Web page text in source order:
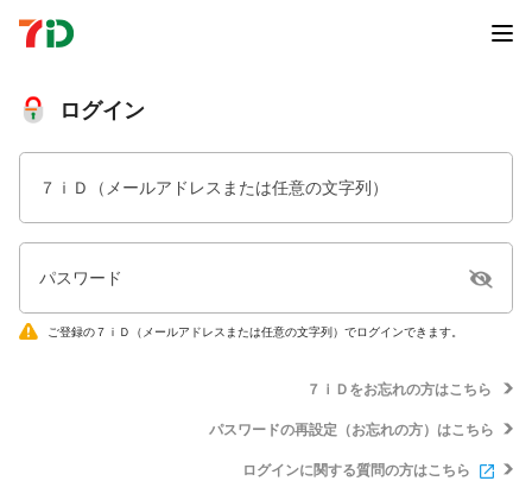
ログイン
７ｉＤ（メールアドレスまたは任意の文字列）
パスワード
ご登録の７ｉＤ（メールアドレスまたは任意の文字列）でログインできます。
７ｉＤをお忘れの方はこちら
パスワードの再設定（お忘れの方）はこちら
ログインに関する質問の方はこちら